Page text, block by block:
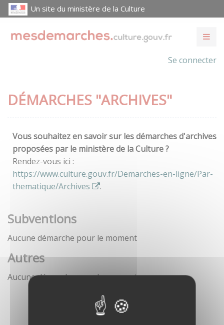
Un site du ministère de la Culture
Se connecter
DÉMARCHES "ARCHIVES"
Vous souhaitez en savoir sur les démarches d'archives
proposées par le ministère de la Culture ?
Rendez-vous ici :
https://www.culture.gouv.fr/Demarches-en-ligne/Par-
thematique/Archives
.
Subventions
Aucune démarche pour le moment
Autres
Aucune démarche pour le moment